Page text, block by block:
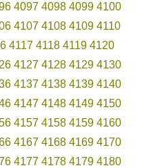
4097 4098 4099 4100
4107 4108 4109 4110
4117 4118 4119 4120
4127 4128 4129 4130
4137 4138 4139 4140
4147 4148 4149 4150
4157 4158 4159 4160
4167 4168 4169 4170
4177 4178 4179 4180